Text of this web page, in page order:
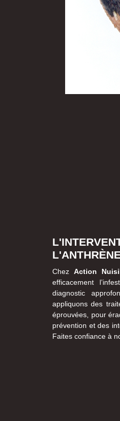
ChezAction
efficacement
diagnostic
appliquons des
éprouvées, pour
prévention et des
Faites confiance à